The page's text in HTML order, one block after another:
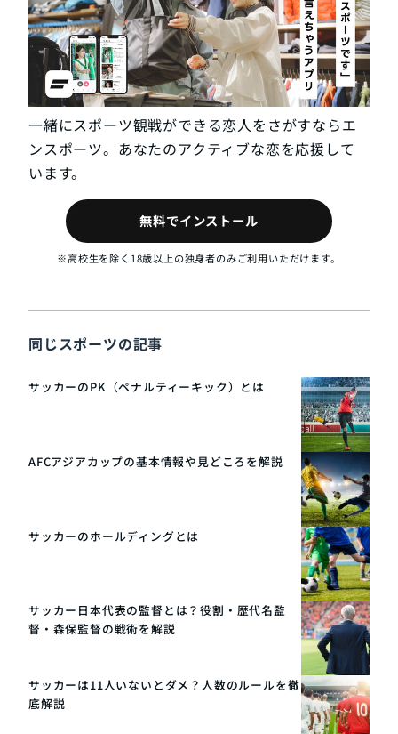
一緒にスポーツ観戦ができる恋人をさがすならエ
ンスポーツ。あなたのアクティブな恋を応援して
います。
無料でインストール
※高校生を除く18歳以上の独身者のみご利用いただけます。
同じスポーツの記事
サッカーのPK（ペナルティーキック）とは
AFCアジアカップの基本情報や見どころを解説
サッカーのホールディングとは
サッカー日本代表の監督とは？役割・歴代名監
督・森保監督の戦術を解説
サッカーは11人いないとダメ？人数のルールを徹
底解説